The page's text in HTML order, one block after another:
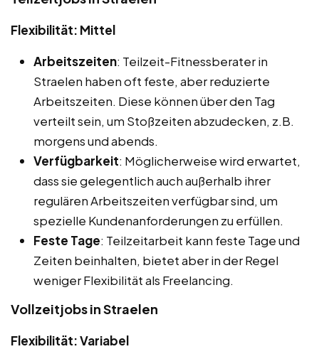
Flexibilität: Mittel
Arbeitszeiten: Teilzeit-Fitnessberater in
Straelen haben oft feste, aber reduzierte
Arbeitszeiten. Diese können über den Tag
verteilt sein, um Stoßzeiten abzudecken, z.B.
morgens und abends.
Verfügbarkeit: Möglicherweise wird erwartet,
dass sie gelegentlich auch außerhalb ihrer
regulären Arbeitszeiten verfügbar sind, um
spezielle Kundenanforderungen zu erfüllen.
Feste Tage: Teilzeitarbeit kann feste Tage und
Zeiten beinhalten, bietet aber in der Regel
weniger Flexibilität als Freelancing.
Vollzeitjobs in Straelen
Flexibilität: Variabel